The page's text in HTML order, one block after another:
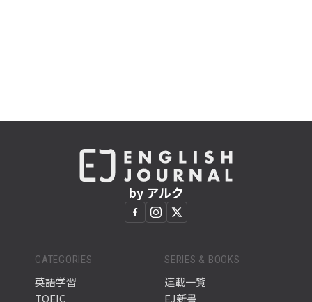
by アルク
CATEGORIES
英語学習
TOEIC
SERIES & BOOKS
連載一覧
EJ新書